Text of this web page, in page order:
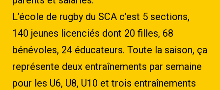
L’école de rugby du SCA c’est 5 sections,
140 jeunes licenciés dont 20 filles, 68
bénévoles, 24 éducateurs. Toute la saison, ça
représente deux entraînements par semaine
pour les U6, U8, U10 et trois entraînements